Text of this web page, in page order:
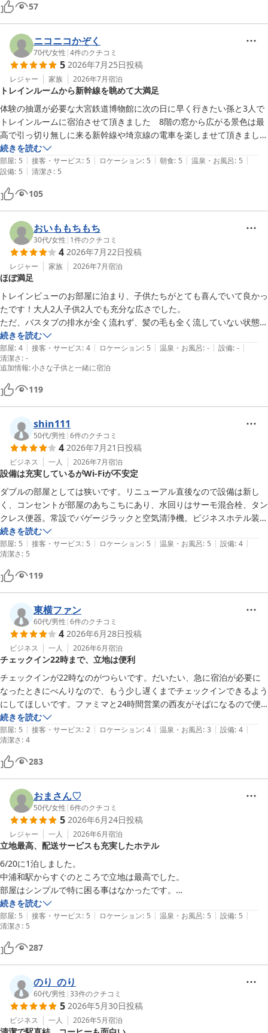
57
ニコニコかぞく
70代/女性 |4件のクチコミ
5 2026年7月25日投稿
レジャー 家族 2026年7月宿泊
トレインルームから新幹線を眺めて大満足
体験の抽選が必要な大宮鉄道博物館に次の日に早く行きたい孫と3人で
トレインルームに宿泊させて頂きました　8階の窓から広がる景色は最
高で引っ切り無しに来る新幹線や埼京線の電車を楽しませて頂きました
ベッドも広く清潔感があってグッスリ眠れました
朝食はあまり期待していなかったのですが　美味しくてお腹いっぱいい
ただきました
続きを読む
部屋: 5 | 接客・サービス: 5 | ロケーション: 5 | 朝食: 5 | 温泉・お風呂: 5 |
設備: 5 | 清潔さ: 5
105
おいももちもち
30代/女性 | 1件のクチコミ
4 2026年7月22日投稿
レジャー 家族 2026年7月宿泊
ほぼ満足
トレインビューのお部屋に泊まり、子供たちがとても喜んでいて良かっ
たです！大人2人子供2人でも充分な広さでした。
ただ、バスタブの排水が全く流れず、髪の毛も全く流していない状態で
不思議でしたが、
受け皿みたいなのを外すと一気に流れたので、違う形にした方が良さそ
う…と感じました。
駅から近くて、荷物も預かってもらえたり宅配も出せたり、とても良か
ったです！
続きを読む
部屋: 4 | 接客・サービス: 4 | ロケーション: 5 | 温泉・お風呂: - | 設備: - |
清潔さ: -
追加情報:小さな子供と一緒に宿泊
119
shin111
50代/男性 |6件のクチコミ
4 2026年7月21日投稿
ビジネス 一人 2026年7月宿泊
設備は充実しているがWi-Fiが不安定
ダブルの部屋としては狭いです。リニューアル直後なので設備は新し
く、コンセントが部屋のあちこちにあり、水回りはサーモ混合栓、タン
クレス便器。常設でバゲージラックと空気清浄機。ビジネスホテル装備
は充分です。
テレビは43インチの大画面、スクリーンミラーリング機能でPCとキャ
スト接続して仕事が捗りました。ベッド上の調光できる大きな電灯はた
いへん助かります。ベッド枕元の電灯スイッチも配慮を感じます。
ダブルの部屋だけかもしれませんが、移動できる小テーブルが仕事に食
事に便利でした。
残念点はエレベーターからいちばん遠い駅側の部屋のせいかホテルWi-
Fiがたいへん遠く、頻繁に接続断して使いものになりません。改善を期
待します。
あと経年なのか集中タイプのエアコンは少し匂いがあります。また、駐
車場が併設ボーリング場やファミレスと共用なためか機械式に入らない
車で行くと駐車場の管理人に面倒くさそうに対応されるのでホテル滞在
なら第二駐車場がオススメ
続きを読む
部屋: 5 | 接客・サービス: 5 | ロケーション: 5 | 温泉・お風呂: 5 | 設備: 4 |
清潔さ: 5
119
東横ファン
60代/男性 |6件のクチコミ
4 2026年6月28日投稿
ビジネス 一人 2026年6月宿泊
チェックイン22時まで、立地は便利
チェックインが22時なのがつらいです。だいたい、急に宿泊が必要に
なったときにべんりなので、もう少し遅くまでチェックインできるよう
にしてほしいです。ファミマと24時間営業の西友がそばになるので便
利です。
続きを読む
部屋: 5 | 接客・サービス: 2 | ロケーション: 4 | 温泉・お風呂: 3 | 設備: 4 |
清潔さ: 4
283
おまさん♡
50代/女性 |6件のクチコミ
5 2026年6月24日投稿
レジャー 一人 2026年6月宿泊
立地最高、配送サービスも充実したホテル
6/20に1泊しました。
中浦和駅からすぐのところで立地は最高でした。
部屋はシンプルで特に困る事はなかったです。
喫煙部屋がお得だった事もありそちらを選びましがタバコ臭はほとんど
気にならなかったので良かったです。
帰りは身軽で帰りたかったのでフロントで配送の確認をしたところ、ヤ
マト運送での取扱いが可能で段ボールも購入できるとのことでした。
ガムテープもお借りする事ができ無事に配送でき帰りは楽でした。
フロントのスタッフ、特に対応してくださった女性の方は親切でありが
たかったです。
機会があればまた宿泊したいと思うホテルでした。
続きを読む
部屋: 5 | 接客・サービス: 5 | ロケーション: 5 | 温泉・お風呂: 5 | 設備: 5 |
清潔さ: 5
287
のり_のり
60代/男性 |33件のクチコミ
5 2026年5月30日投稿
ビジネス 一人 2026年5月宿泊